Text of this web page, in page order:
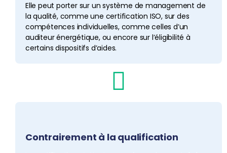
Elle peut porter sur un système de management de
la qualité, comme une certification ISO, sur des
compétences individuelles, comme celles d’un
auditeur énergétique, ou encore sur l’éligibilité à
certains dispositifs d’aides.
Contrairement à la qualification